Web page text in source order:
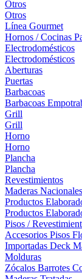
Otros
Otros
Línea Gourmet
Hornos / Cocinas
Electrodomésticos
Electrodomésticos
Aberturas
Puertas
Barbacoas
Barbacoas
Grill
Grill
Horno
Horno
Plancha
Plancha
Revestimientos
Maderas Nacionales
Productos
Productos
Pisos /
Accesorios Pisos
Importadas Deck
Molduras
Zócalos Barrotes